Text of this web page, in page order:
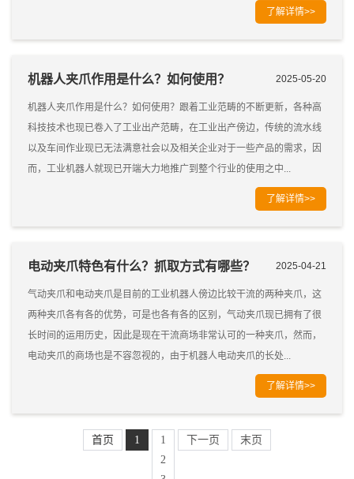
了解详情>>
机器人夹爪作用是什么？如何使用？ 2025-05-20
机器人夹爪作用是什么？如何使用？跟着工业范畴的不断更新，各种高
科技技术也现已卷入了工业出产范畴，在工业出产傍边，传统的流水线
以及车间作业现已无法满意社会以及相关企业对于一些产品的需求，因
而，工业机器人就现已开端大力地推广到整个行业的使用之中...
了解详情>>
电动夹爪特色有什么？抓取方式有哪些？ 2025-04-21
气动夹爪和电动夹爪是目前的工业机器人傍边比较干流的两种夹爪，这
两种夹爪各有各的优势，可是也各有各的区别，气动夹爪现已拥有了很
长时间的运用历史，因此是现在干流商场非常认可的一种夹爪，然而，
电动夹爪的商场也是不容忽视的，由于机器人电动夹爪的长处...
了解详情>>
首页 1
1
2
下一页 末页